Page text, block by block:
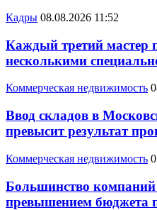
Кадры 08.08.2026 11:52
Каждый третий мастер
несколькими
Коммерческая недвижимость
Ввод складов в
превысит результат
Коммерческая недвижимость
Большинство компаний
превышением бюджета